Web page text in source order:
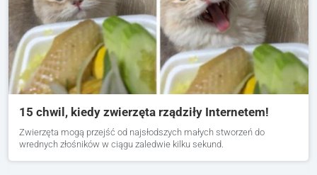
15 chwil, kiedy zwierzęta rządziły Internetem!
Zwierzęta mogą przejść od najsłodszych małych stworzeń do
wrednych złośników w ciągu zaledwie kilku sekund.